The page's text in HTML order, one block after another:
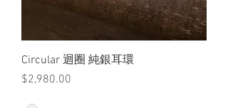
Circular 迴圈 純銀耳環
價格
$2,980.00